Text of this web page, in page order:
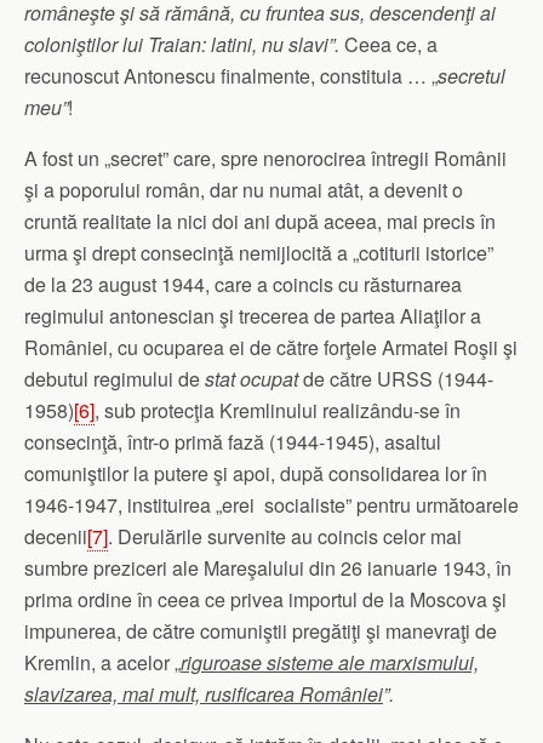
româneşte şi să rămână, cu fruntea sus, descendenţi ai
coloniştilor lui Traian: latini, nu slavi”. Ceea ce, a
recunoscut Antonescu finalmente, constituia … „secretul
meu”!
A fost un „secret” care, spre nenorocirea întregii Românii
şi a poporului român, dar nu numai atât, a devenit o
cruntă realitate la nici doi ani după aceea, mai precis în
urma şi drept consecinţă nemijlocită a „cotiturii istorice”
de la 23 august 1944, care a coincis cu răsturnarea
regimului antonescian şi trecerea de partea Aliaţilor a
României, cu ocuparea ei de către forţele Armatei Roşii şi
debutul regimului destat ocupatde către URSS (1944-
1958)[6], sub protecţia Kremlinului realizându-se în
consecinţă, într-o primă fază (1944-1945), asaltul
comuniştilor la putere şi apoi, după consolidarea lor în
1946-1947, instituirea „erei socialiste” pentru următoarele
decenii[7]. Derulările survenite au coincis celor mai
sumbre preziceri ale Mareşalului din 26 ianuarie 1943, în
prima ordine în ceea ce privea importul de la Moscova şi
impunerea, de către comuniştii pregătiţi şi manevraţi de
Kremlin, a acelor „riguroase sisteme ale marxismului,
slavizarea, mai mult, rusificarea României”.